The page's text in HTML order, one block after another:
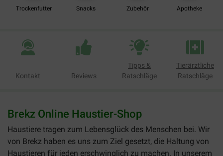
Trockenfutter Snacks Zubehör Apotheke
Kontakt Reviews
Tipps &
Ratschläge
Tierärztliche
Ratschläge
Brekz Online Haustier-Shop
Haustiere tragen zum Lebensglück des Menschen bei. Wir
von Brekz haben es uns zum Ziel gesetzt, die Haltung von
Haustieren für jeden erschwinglich zu machen. In unserem